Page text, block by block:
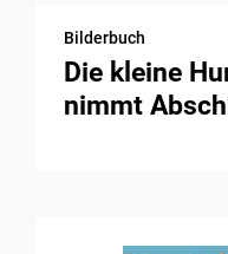
Bilderbuch
Die kleine
nimmt